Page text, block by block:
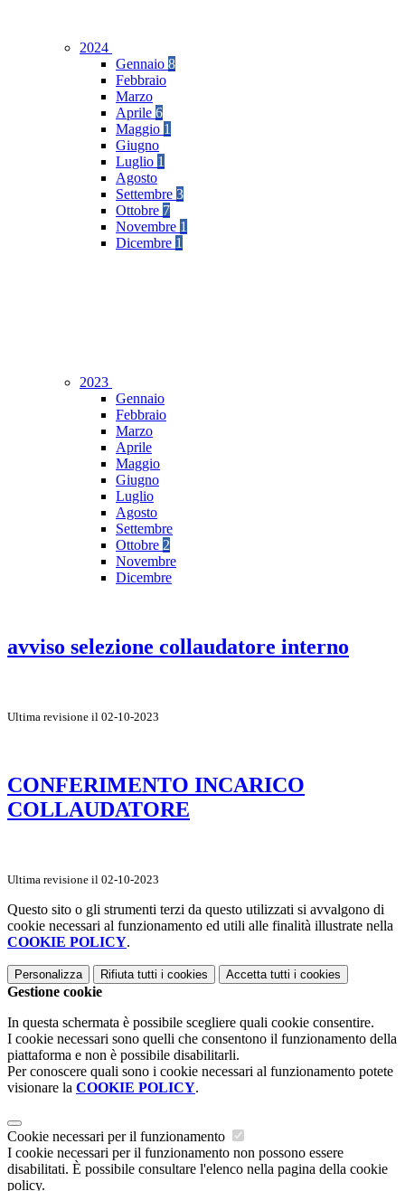
2024
Gennaio 8
Febbraio
Marzo
Aprile 6
Maggio 1
Giugno
Luglio 1
Agosto
Settembre 3
Ottobre 7
Novembre 1
Dicembre 1
2023
Gennaio
Febbraio
Marzo
Aprile
Maggio
Giugno
Luglio
Agosto
Settembre
Ottobre 2
Novembre
Dicembre
avviso selezione collaudatore interno
Ultima revisione il 02-10-2023
CONFERIMENTO INCARICO
COLLAUDATORE
Ultima revisione il 02-10-2023
Questo sito o gli strumenti terzi da questo utilizzati si avvalgono di
cookie necessari al funzionamento ed utili alle finalità illustrate nella
COOKIE POLICY.
Personalizza Rifiuta tutti i cookies Accetta tutti i cookies
Gestione cookie
In questa schermata è possibile scegliere quali cookie consentire.
I cookie necessari sono quelli che consentono il funzionamento della
piattaforma e non è possibile disabilitarli.
Per conoscere quali sono i cookie necessari al funzionamento potete
visionare la COOKIE POLICY.
Cookie necessari per il funzionamento
I cookie necessari per il funzionamento non possono essere
disabilitati. È possibile consultare l'elenco nella pagina della cookie
policy.